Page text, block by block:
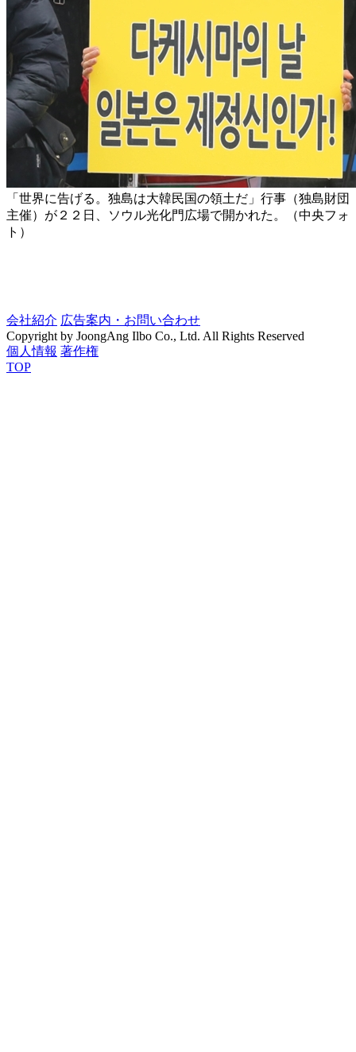
「世界に告げる。独島は大韓民国の領土だ」行事（独島財団
主催）が２２日、ソウル光化門広場で開かれた。（中央フォ
ト）
会社紹介 広告案内・お問い合わせ
Copyright by JoongAng Ilbo Co., Ltd. All Rights Reserved
個人情報 著作権
TOP